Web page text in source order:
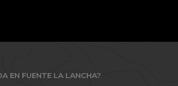
EN FUENTE LA LANCHA?